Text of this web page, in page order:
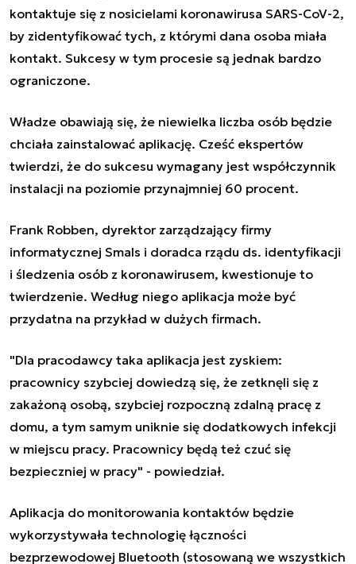
kontaktuje się z nosicielami koronawirusa SARS-CoV-2,
by zidentyfikować tych, z którymi dana osoba miała
kontakt. Sukcesy w tym procesie są jednak bardzo
ograniczone.
Władze obawiają się, że niewielka liczba osób będzie
chciała zainstalować aplikację. Cześć ekspertów
twierdzi, że do sukcesu wymagany jest współczynnik
instalacji na poziomie przynajmniej 60 procent.
Frank Robben, dyrektor zarządzający firmy
informatycznej Smals i doradca rządu ds. identyfikacji
i śledzenia osób z koronawirusem, kwestionuje to
twierdzenie. Według niego aplikacja może być
przydatna na przykład w dużych firmach.
"Dla pracodawcy taka aplikacja jest zyskiem:
pracownicy szybciej dowiedzą się, że zetknęli się z
zakażoną osobą, szybciej rozpoczną zdalną pracę z
domu, a tym samym uniknie się dodatkowych infekcji
w miejscu pracy. Pracownicy będą też czuć się
bezpieczniej w pracy" - powiedział.
Aplikacja do monitorowania kontaktów będzie
wykorzystywała technologię łączności
bezprzewodowej Bluetooth (stosowaną we wszystkich